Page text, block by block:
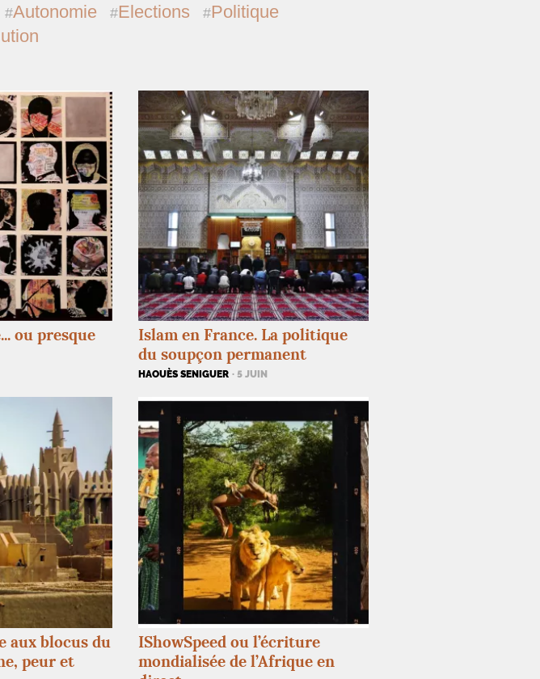
Autonomie Elections
Politique
ou presque
Islam en France. La politique
du soupçon permanent
HAOUÈS SENIGUER · 5 JUIN
aux blocus du
peur et
IShowSpeed ou l’écriture
mondialisée de l’Afrique en